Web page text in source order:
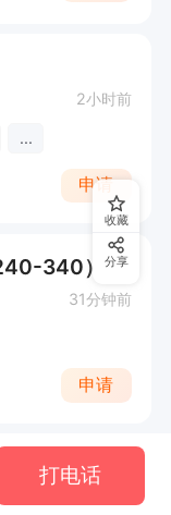
2小时前
...
申请
340）
31分钟前
申请
收藏
分享
打电话